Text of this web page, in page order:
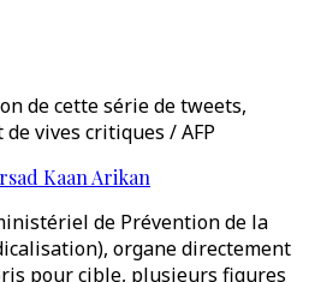
de cette série de tweets,
de vives critiques / AFP
Kaan Arikan
de Prévention de la
organe directement
pour cible, plusieurs figures